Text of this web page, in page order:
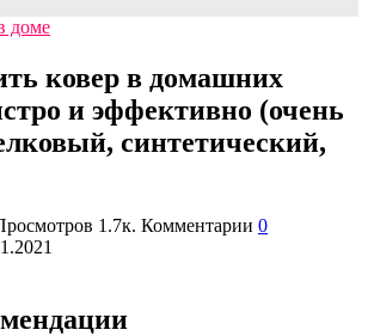
доме
ковер в домашних
и эффективно (очень
синтетический,
1.7к. Комментарии 0